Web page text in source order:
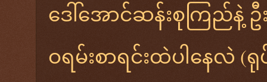
ဒေါ်အောင်ဆန်းစုကြည်နဲ့
ဝရမ်းစာရင်းထဲပါနေလဲ (